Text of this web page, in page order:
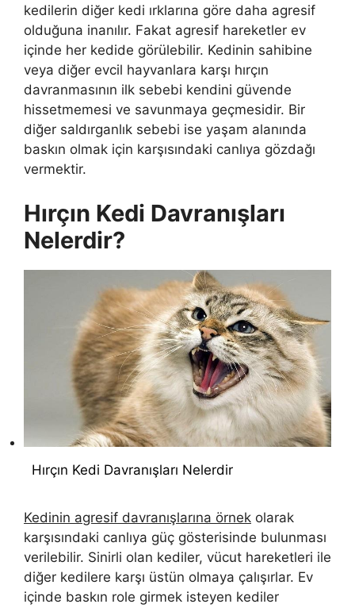
kedilerin diğer kedi ırklarına göre daha agresif
olduğuna inanılır. Fakat agresif hareketler ev
içinde her kedide görülebilir. Kedinin sahibine
veya diğer evcil hayvanlara karşı hırçın
davranmasının ilk sebebi kendini güvende
hissetmemesi ve savunmaya geçmesidir. Bir
diğer saldırganlık sebebi ise yaşam alanında
baskın olmak için karşısındaki canlıya gözdağı
vermektir.
Hırçın Kedi Davranışları
Nelerdir?
Hırçın Kedi Davranışları Nelerdir
Kedinin agresif davranışlarına örnek olarak
karşısındaki canlıya güç gösterisinde bulunması
verilebilir. Sinirli olan kediler, vücut hareketleri ile
diğer kedilere karşı üstün olmaya çalışırlar. Ev
içinde baskın role girmek isteyen kediler